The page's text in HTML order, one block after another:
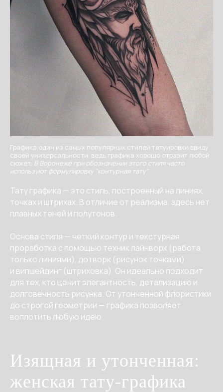
Графика один из самых популярных стилей татуировки ввиду
своей универсальности, ведь графика хорошо отразит любой
сюжет. В Воронеже при обозначении этого стиля часто
используют формулировку "контурная тату"
Тату графика — это стиль, построенный на линиях,
точках и штрихах. В отличие от реализма, здесь нет
плавных теней и полутонов.
Основа стиля — четкий контур и текстурная
проработка с помощью техник лайнворк (работа
только линиями), дотворк (рисунок точками)
и випшейдинг (штриховка). Он идеально подходит
для тех, кто ценит элегантность, детализацию и
долговечность рисунка. От утонченной флористики
до строгой геометрии — графика позволяет
воплотить любую идею.
Изящная и утонченная:
женская тату-графика